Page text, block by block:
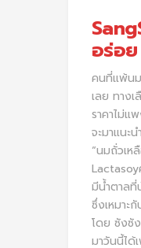
อร่อย
คนที่แพ้นม
เลย ทาง
ราคาไม่แ
จะมาแนะ
“นมถั่วเห
มีน้ำตาลที่
ซึ่งเหมาะ
โดย ซังซั
มาวันนี้ไ